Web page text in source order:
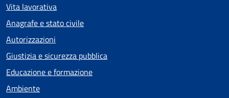
Vita lavorativa
Anagrafe e stato civile
Autorizzazioni
Giustizia e sicurezza pubblica
Educazione e formazione
Ambiente